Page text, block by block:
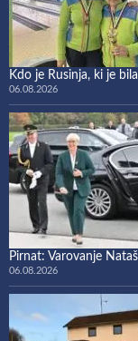
Kdo je Rusinja, ki je
06.08.2026
Pirnat: Varovanje
06.08.2026